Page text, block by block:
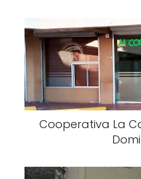
Cooperativa La